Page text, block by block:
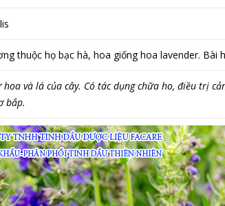
thuộc họ bạc hà, hoa giống hoa lavender.
và lá của cây. Có tác dụng chữa ho, điều trị
bắp.